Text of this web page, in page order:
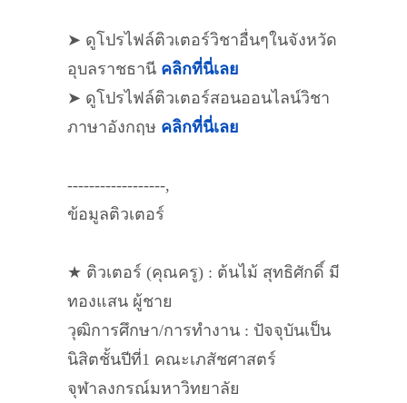
➤ ดูโปรไฟล์ติวเตอร์วิชาอื่นๆในจังหวัด
อุบลราชธานี คลิกที่นี่เลย
➤ ดูโปรไฟล์ติวเตอร์สอนออนไลน์วิชา
ภาษาอังกฤษ คลิกที่นี่เลย
------------------,
ข้อมูลติวเตอร์
★ ติวเตอร์ (คุณครู) : ต้นไม้ สุทธิศักดิ์ มี
ทองแสน ผู้ชาย
วุฒิการศึกษา/การทำงาน : ปัจจุบันเป็น
นิสิตชั้นปีที่1 คณะเภสัชศาสตร์
จุฬาลงกรณ์มหาวิทยาลัย